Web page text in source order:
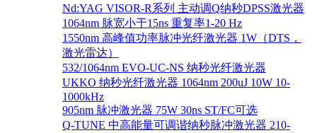
Nd:YAG VISOR-R系列 主动调Q纳秒DPSS激光器
1064nm 脉宽小于15ns 重复率1-20 Hz
1550nm 高峰值功率脉冲光纤激光器 1W（DTS，
激光雷达）
532/1064nm EVO-UC-NS 纳秒光纤激光器
UKKO 纳秒光纤激光器 1064nm 200uJ 10W 10-
1000kHz
905nm 脉冲激光器 75W 30ns ST/FC可选
Q-TUNE 中高能量可调谐纳秒脉冲激光器 210-